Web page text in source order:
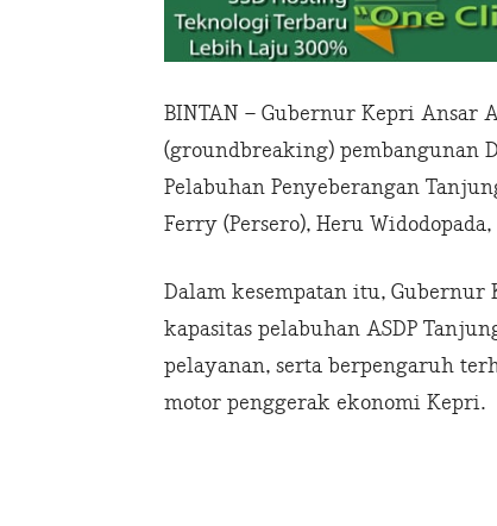
BINTAN – Gubernur Kepri Ansar
(groundbreaking) pembangunan
Pelabuhan Penyeberangan
Ferry (Persero), Heru
Dalam kesempatan itu,
kapasitas pelabuhan ASDP
pelayanan, serta berpengaruh
motor penggerak ekonomi Kepri.